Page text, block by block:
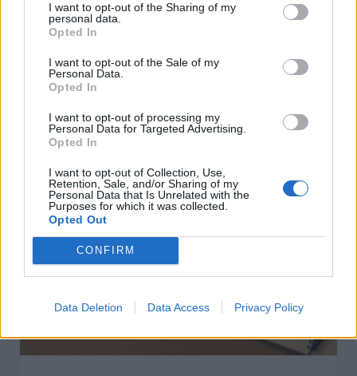
I want to opt-out of the Sharing of my
personal data.
Opted In
I want to opt-out of the Sale of my
Personal Data.
Opted In
I want to opt-out of processing my
Personal Data for Targeted Advertising.
Opted In
I want to opt-out of Collection, Use,
Retention, Sale, and/or Sharing of my
Personal Data that Is Unrelated with the
Purposes for which it was collected.
Opted Out
CONFIRM
Data Deletion Data Access Privacy Policy
La trasformazione digitale rappresenta oggi uno dei
fattori più determinanti per il successo e la
aziende che abbracciano quest…